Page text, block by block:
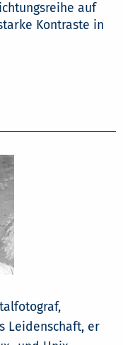
auf
Kontraste in
Leidenschaft, er